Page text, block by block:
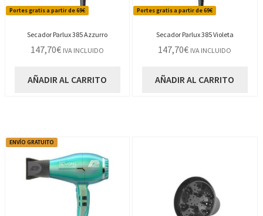
Portes gratis a partir de 69€
Secador Parlux 385 Azzurro
147,70€ IVA INCLUIDO
AÑADIR AL CARRITO
Portes gratis a partir de 69€
Secador Parlux 385 Violeta
147,70€ IVA INCLUIDO
AÑADIR AL CARRITO
ENVÍO GRATUITO